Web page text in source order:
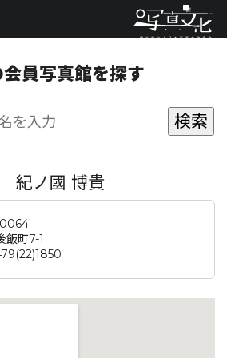
員写真館を探す
紀ノ國 博貴
飯町7-1